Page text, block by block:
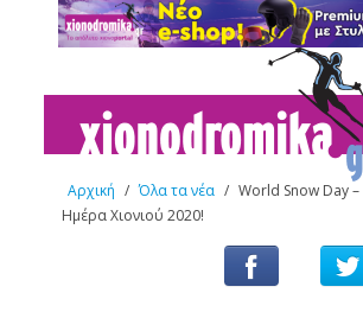
Αρχική / Όλα τα νέα / World Snow Day
Ημέρα Χιονιού 2020!